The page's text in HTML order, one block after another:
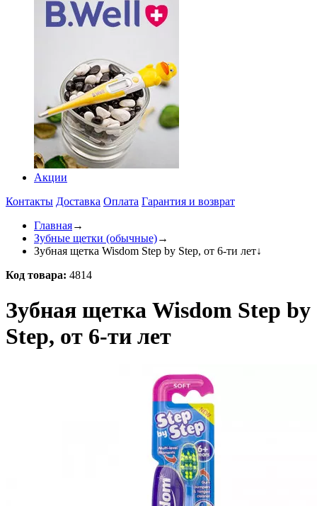
Акции
Контакты Доставка Оплата Гарантия и возврат
Главная→
Зубные щетки (обычные)→
Зубная щетка Wisdom Step by Step, от 6-ти лет↓
Код товара: 4814
Зубная щетка Wisdom Step by
Step, от 6-ти лет